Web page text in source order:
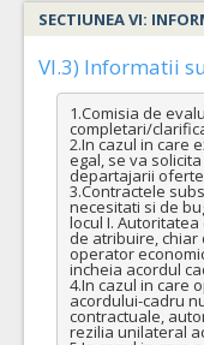
SECTIUNEA VI:
VI.3) Informatii
1.Comisia de
completari/
2.In cazul in care
egal, se va
departajarii
3.Contractele
necesitati si de
locul I.
de atribuire,
operator
incheia acordul
4.In cazul in care
acordului-cadru
contractuale,
rezilia unilateral